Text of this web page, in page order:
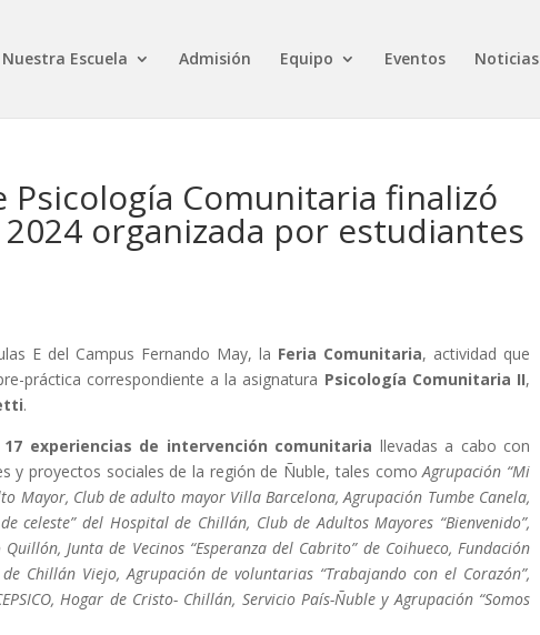
Nuestra Escuela Admisión Equipo Eventos Noticias
Comunitaria finalizó
organizada por estudiantes
E del Campus Fernando May, la Feria Comunitaria, actividad que
práctica correspondiente a la asignatura Psicología Comunitaria II,
.
17 experiencias de intervención comunitaria llevadas a cabo con
y proyectos sociales de la región de Ñuble, tales comoAgrupación “Mi
Mayor, Club de adulto mayor Villa Barcelona, Agrupación Tumbe Canela,
celeste” del Hospital de Chillán, Club de Adultos Mayores “Bienvenido”,
Junta de Vecinos “Esperanza del Cabrito” de Coihueco, Fundación
Chillán Viejo, Agrupación de voluntarias “Trabajando con el Corazón”,
Hogar de Cristo- Chillán, Servicio País-Ñuble y Agrupación “Somos